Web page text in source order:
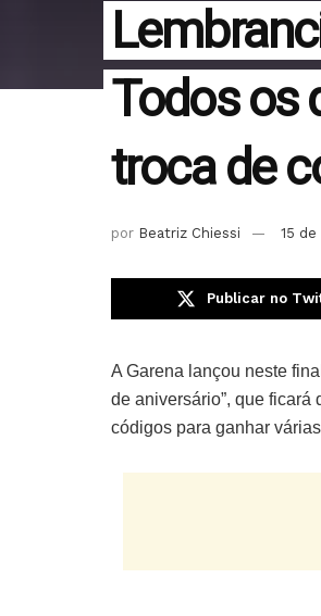
Todos os
troca de
por Beatriz Chiessi 15
Publicar no
A Garena lançou neste
de aniversário”, que
códigos para ganhar